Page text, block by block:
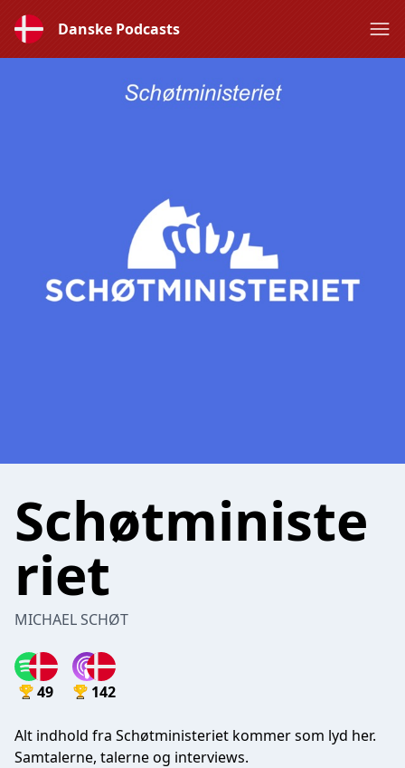
Danske Podcasts
Schøtministe
riet
MICHAEL SCHØT
49 142
Alt indhold fra Schøtministeriet kommer som lyd her.
Samtalerne, talerne og interviews.